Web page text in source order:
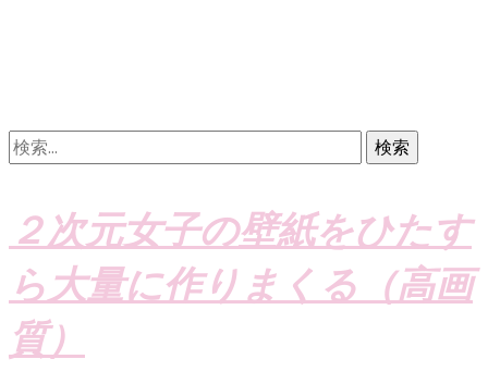
検
索:
２次元女子の壁紙をひたす
ら大量に作りまくる（高画
質）